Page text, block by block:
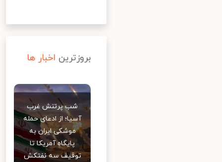
بروزترین اخبار ها
شب پرتنش غرب
آسیا؛ از ادعای حمله
موشکی ایران به
پایگاه آمریکا تا
توقیف سه نفتکش